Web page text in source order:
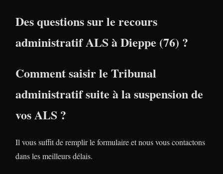
Des questions sur le recours
administratif ALS à Dieppe (76) ?
Comment saisir le Tribunal
administratif suite à la suspension de
vos ALS ?
Il vous suffit de remplir le formulaire et nous vous contactons
dans les meilleurs délais.